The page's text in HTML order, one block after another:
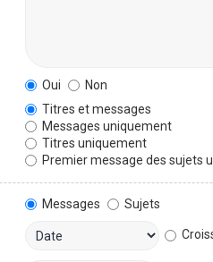
Oui
Non
Titres et messages
Messages uniquement
Titres uniquement
Premier message des sujets
Messages
Sujets